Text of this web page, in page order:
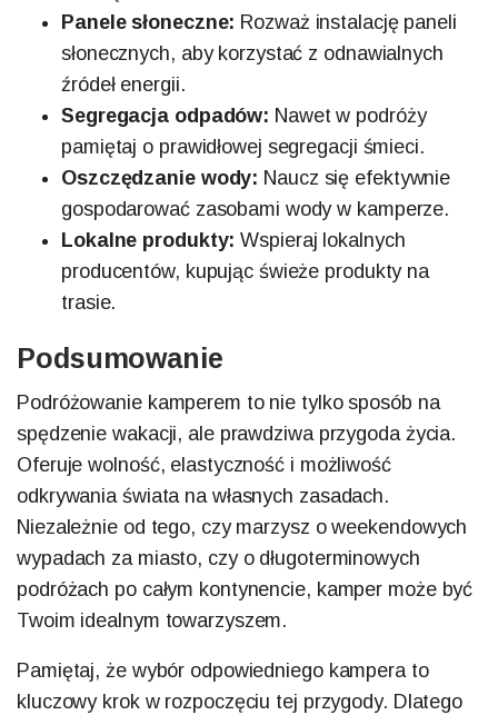
Panele słoneczne: Rozważ instalację paneli
słonecznych, aby korzystać z odnawialnych
źródeł energii.
Segregacja odpadów: Nawet w podróży
pamiętaj o prawidłowej segregacji śmieci.
Oszczędzanie wody: Naucz się efektywnie
gospodarować zasobami wody w kamperze.
Lokalne produkty: Wspieraj lokalnych
producentów, kupując świeże produkty na
trasie.
Podsumowanie
Podróżowanie kamperem to nie tylko sposób na
spędzenie wakacji, ale prawdziwa przygoda życia.
Oferuje wolność, elastyczność i możliwość
odkrywania świata na własnych zasadach.
Niezależnie od tego, czy marzysz o weekendowych
wypadach za miasto, czy o długoterminowych
podróżach po całym kontynencie, kamper może być
Twoim idealnym towarzyszem.
Pamiętaj, że wybór odpowiedniego kampera to
kluczowy krok w rozpoczęciu tej przygody. Dlatego